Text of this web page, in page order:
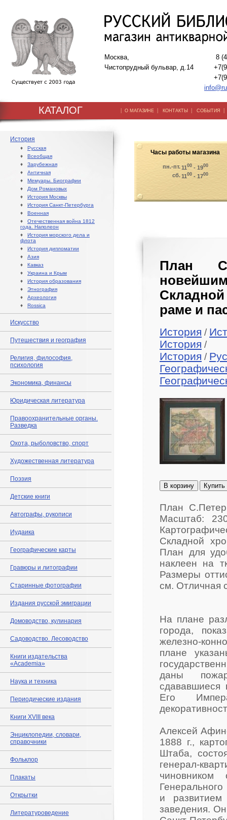
Москва,
Чистопрудный бульвар, д.14
8
КАТАЛОГ | О МАГАЗИНЕ | КОНТАКТЫ | СОБЫТИЯ
История
♦ Русская
♦ Всеобщая
♦ Зарубежная
♦ Античная
♦ Мемуары. Биографии
♦ Дом Романовых
♦ История Москвы
♦ История Санкт-Петербурга
♦ Военная
♦ Отечественная война 1812
года. Наполеон
♦ История морского дела и
флота
♦ История дипломатии
♦ Азия
♦ Кавказ
♦ Украина и Крым
♦ История образования
♦ Этнография
♦ Археология
♦ Rossica
Искусство
Путешествия и география
Религия, философия,
психология
Экономика, финансы
Юридическая литература
Правоохранительные органы.
Разведка
Охота, рыболовство, спорт
Художественная литература
Поэзия
Детские книги
Автографы, рукописи
Иудаика
Географические карты
Гравюры и литографии
Старинные фотографии
Издания русской эмиграции
Домоводство, кулинария
Садоводство. Лесоводство
Книги издательства
«Academia»
Наука и техника
Периодические издания
Книги XVIII века
Энциклопедии, словари,
справочники
Фольклор
Плакаты
Открытки
Литературоведение
Часы работы магазина
пн.-пт.1100 - 1900
сб.1100 - 1700
План
раме и
История /
История /
История /
В корзину Купить
План
Масштаб:
Складной
План для
наклеен на
Размеры
см. Отличная
На плане
города,
железно-
плане
даны
сдававшиеся
Его
Алексей
1888 г.,
Штаба,
генерал-
и развитием
заведения.